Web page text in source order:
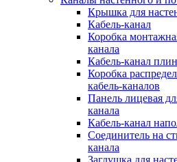
Крышка для
Кабель-канал
Коробка
канала
Кабель-канал
Коробка
кабель-каналов
Панель лицевая
канала
Кабель-канал
Соединитель на
канала
Заглушка для